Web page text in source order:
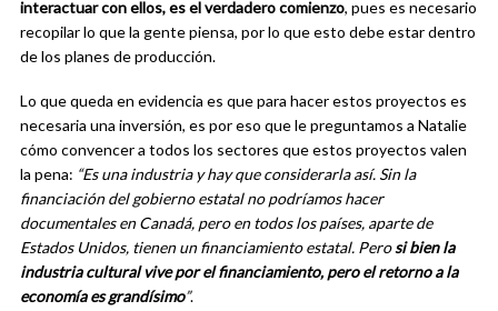
interactuar con ellos, es el verdadero comienzo, pues es necesario
recopilar lo que la gente piensa, por lo que esto debe estar dentro
de los planes de producción.
Lo que queda en evidencia es que para hacer estos proyectos es
necesaria una inversión, es por eso que le preguntamos a Natalie
cómo convencer a todos los sectores que estos proyectos valen
la pena: “Es una industria y hay que considerarla así. Sin la
financiación del gobierno estatal no podríamos hacer
documentales en Canadá, pero en todos los países, aparte de
Estados Unidos, tienen un financiamiento estatal. Perosi bien la
industria cultural vive por el financiamiento, pero el retorno a la
economía es grandísimo”.